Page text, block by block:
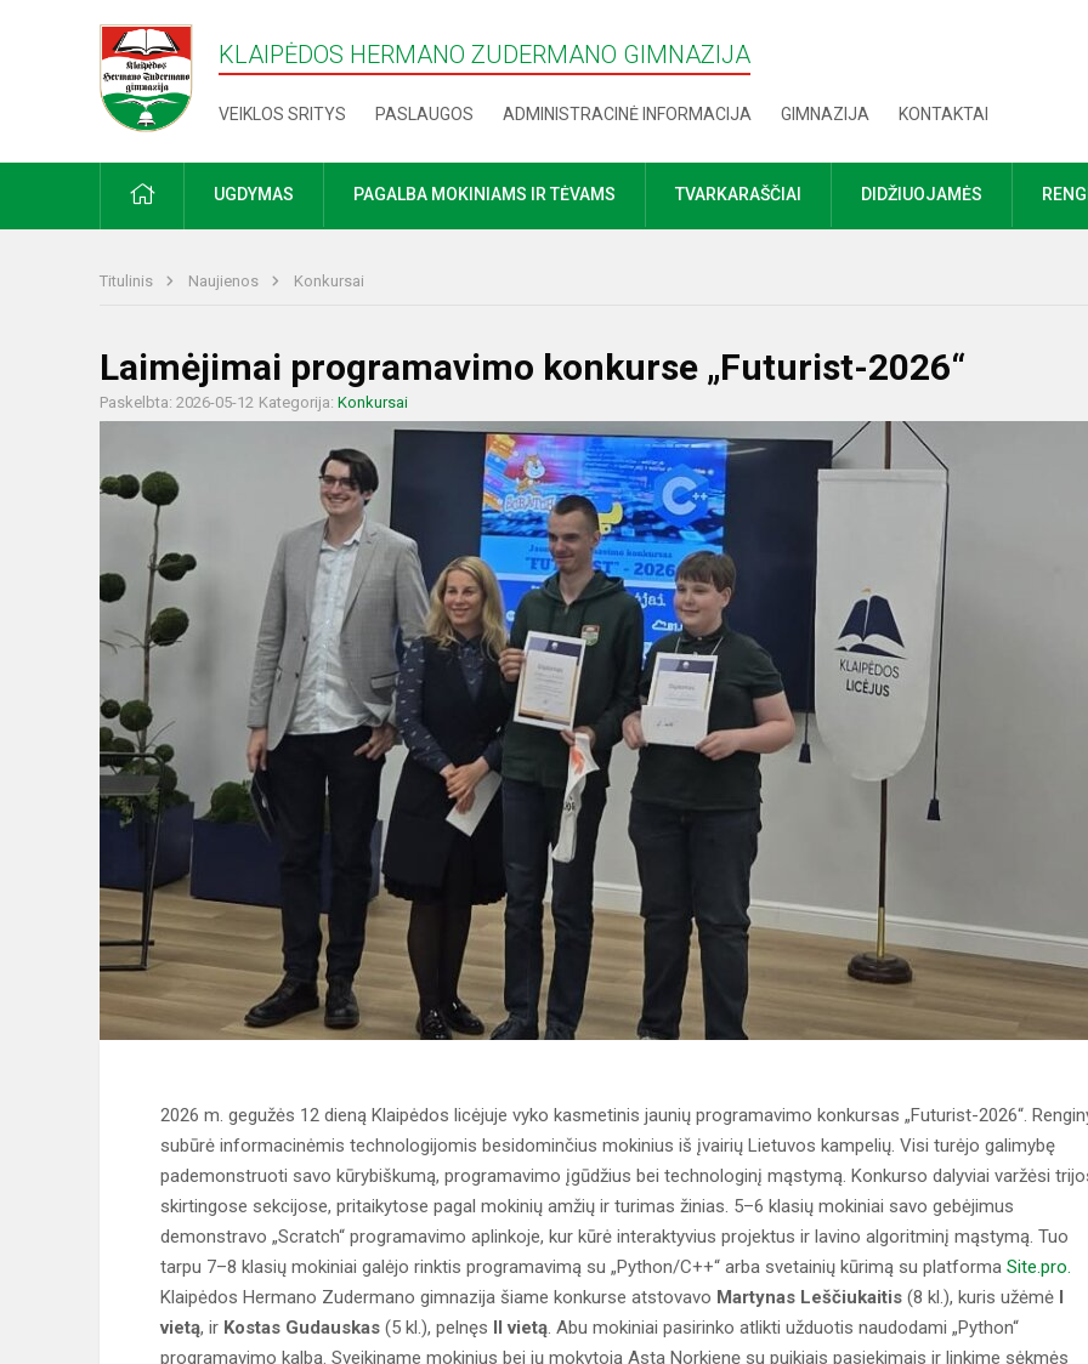
KLAIPĖDOS HERMANO ZUDERMANO GIMNAZIJA
VEIKLOS SRITYS PASLAUGOS ADMINISTRACINĖ INFORMACIJA GIMNAZIJA KONTAKTAI
PRADŽIAUGDYMAS PAGALBA MOKINIAMS IR TĖVAMS TVARKARAŠČIAI DIDŽIUOJAMĖS
Titulinis Naujienos Konkursai
Laimėjimai programavimo konkurse „Futurist-2026“
Paskelbta: 2026-05-12 Kategorija: Konkursai
2026 m. gegužės 12 dieną Klaipėdos licėjuje vyko kasmetinis jaunių programavimo konkursas „Futurist-2026“.
subūrė informacinėmis technologijomis besidominčius mokinius iš įvairių Lietuvos kampelių. Visi turėjo galimybę
pademonstruoti savo kūrybiškumą, programavimo įgūdžius bei technologinį mąstymą. Konkurso dalyviai varžėsi
skirtingose sekcijose, pritaikytose pagal mokinių amžių ir turimas žinias. 5–6 klasių mokiniai savo gebėjimus
demonstravo „Scratch“ programavimo aplinkoje, kur kūrė interaktyvius projektus ir lavino algoritminį mąstymą. Tuo
tarpu 7–8 klasių mokiniai galėjo rinktis programavimą su „Python/C++“ arba svetainių kūrimą su platforma Site.pro.
Klaipėdos Hermano Zudermano gimnazija šiame konkurse atstovavo Martynas Leščiukaitis (8 kl.), kuris užėmė
vietą, ir Kostas Gudauskas (5 kl.), pelnęs II vietą. Abu mokiniai pasirinko atlikti užduotis naudodami „Python“
programavimo kalbą. Sveikiname mokinius bei jų mokytoją Asta Norkienę su puikiais pasiekimais ir linkime sėkmės